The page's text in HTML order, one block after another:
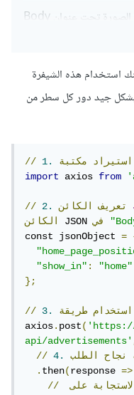
لكن مع اضافة المصفوفة اللى ظاهرة فى الصورة تحت عنوان Body
استخدام هذه الشيفرة
جيد دور كل سطر من
// 1. استيراد مكتبة
import
axios from
// 2. تعريف الكائن
الكائن
JSON في
const jsonObject =
"show_in":
"home"
};
// 3. استخدام طريقة
axios.post('https://
api/
//
4. نجاح
الطلب
.then(response =>
//
على